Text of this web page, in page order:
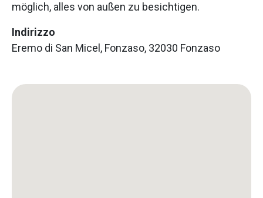
möglich, alles von außen zu besichtigen.
Indirizzo
Eremo di San Micel, Fonzaso, 32030 Fonzaso